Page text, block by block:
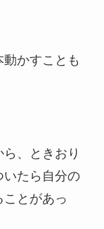
かすことも
、ときおり
いたら自分の
とがあっ